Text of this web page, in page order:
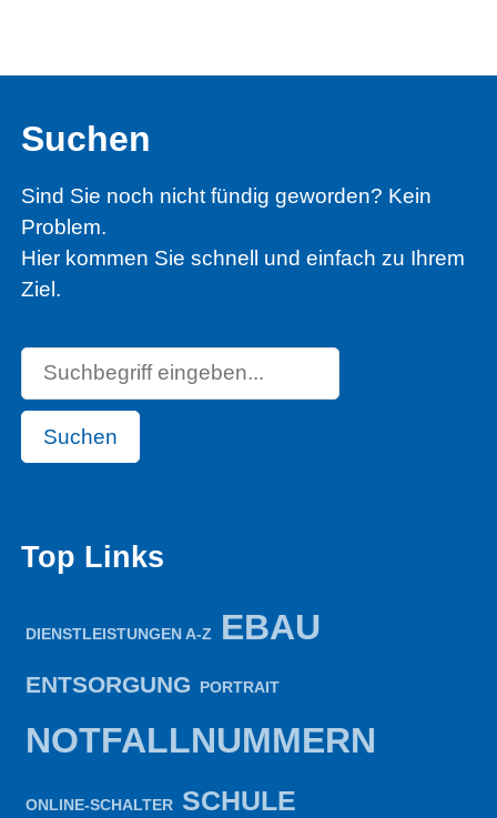
Suchen
Sind Sie noch nicht fündig geworden? Kein
Problem.
Hier kommen Sie schnell und einfach zu Ihrem
Ziel.
Suchen
Top Links
DIENSTLEISTUNGEN A-Z EBAU
ENTSORGUNG PORTRAIT
NOTFALLNUMMERN
ONLINE-SCHALTER SCHULE